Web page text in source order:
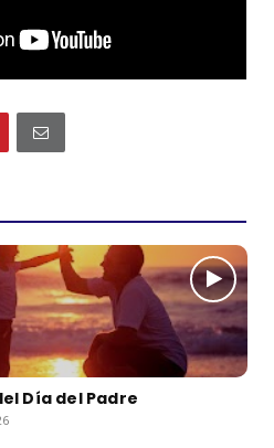
Día del Padre